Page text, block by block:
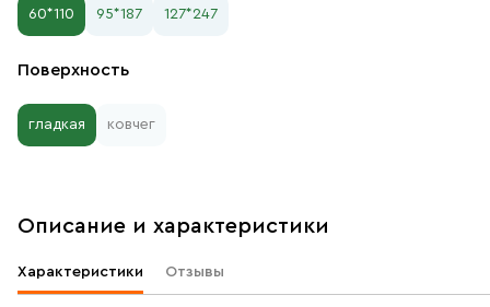
60*110 95*187 127*247
Поверхность
гладкая ковчег
Описание и характеристики
Характеристики Отзывы